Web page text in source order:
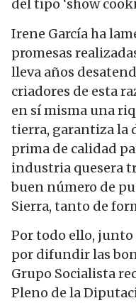
del tipo ‘show
Irene García ha
promesas
lleva años
criadores de esta
en sí misma una
tierra, garantiza la
prima de calidad
industria quesera
buen número de
Sierra, tanto de
Por todo ello, junto
por difundir las
Grupo Socialista
Pleno de la